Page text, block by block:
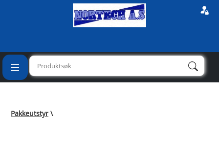
Pakkeutstyr \